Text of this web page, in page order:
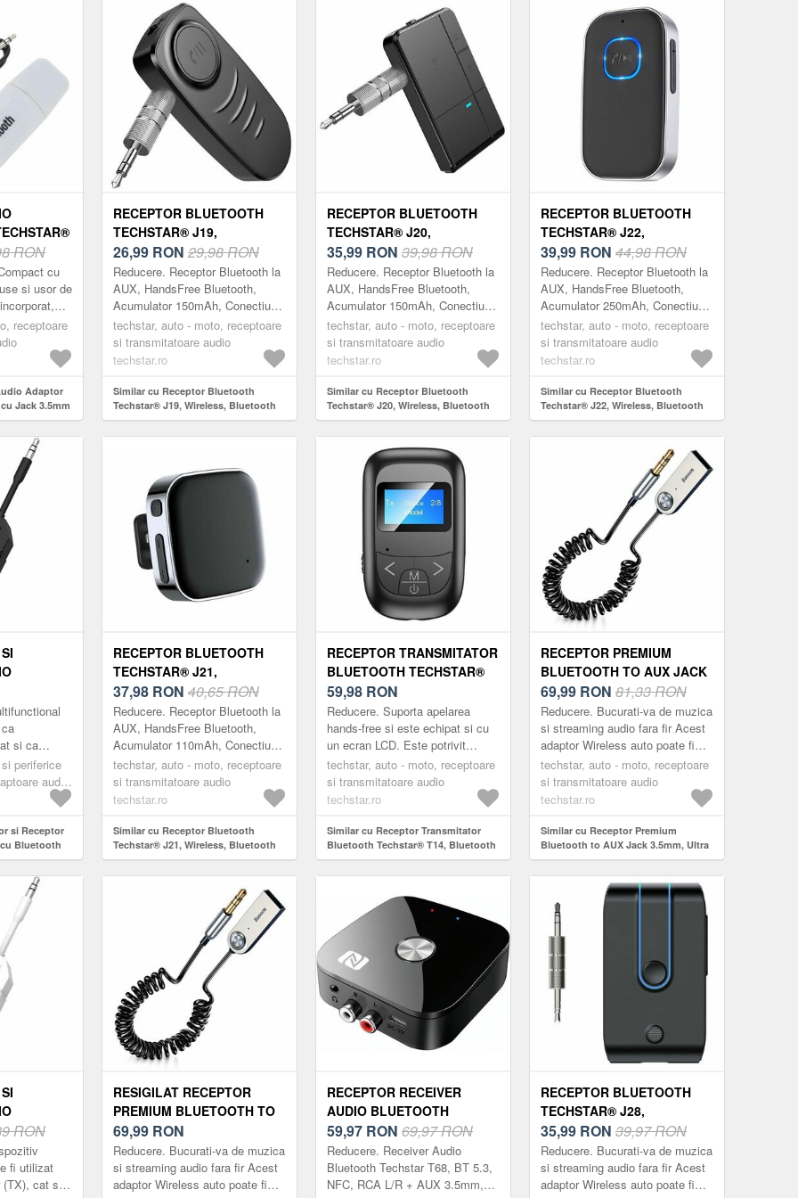
Audio 3.5mm
ALB
RON
cu
si usor de
audio
receptoare
Adaptor
Jack 3.5mm
RECEPTOR BLUETOOTH
TECHSTAR® J19,
WIRELESS, BLUETOOTH
5.0, AUX OUT,
ACUMULATOR
26,99 RON 29,98 RON
Reducere. Receptor Bluetooth la
AUX, HandsFree Bluetooth,
Acumulator 150mAh, Conectiune
MultiPoint, Bluetooth 5.0
Receptorul Bluetooth Techstar®
J19 va permi...
techstar, auto - moto, receptoare
si transmitatoare audio
techstar.ro
Similar cu Receptor Bluetooth
Techstar® J19, Wireless, Bluetooth
5.0, AUX Out, Acumulator
RECEPTOR BLUETOOTH
TECHSTAR® J20,
WIRELESS, BLUETOOTH
5.0, AUX OUT,
ACUMULATOR
35,99 RON 39,98 RON
Reducere. Receptor Bluetooth la
AUX, HandsFree Bluetooth,
Acumulator 150mAh, Conectiune
MultiPoint, Bluetooth 5.0
Receptorul Bluetooth Techstar®
J20 va permi...
techstar, auto - moto, receptoare
si transmitatoare audio
techstar.ro
Similar cu Receptor Bluetooth
Techstar® J20, Wireless, Bluetooth
5.0, AUX Out, Acumulator
RECEPTOR BLUETOOTH
TECHSTAR® J22,
WIRELESS, BLUETOOTH
5.0, AUX , ACUMULATOR,
MULTIPOINT
39,99 RON 44,98 RON
Reducere. Receptor Bluetooth la
AUX, HandsFree Bluetooth,
Acumulator 250mAh, Conectiune
MultiPoint, Bluetooth 5.0
Transforma castile obisnuite in
casti Wirel...
techstar, auto - moto, receptoare
si transmitatoare audio
techstar.ro
Similar cu Receptor Bluetooth
Techstar® J22, Wireless, Bluetooth
5.0, AUX , Acumulator, Multipoint
BOXE,
NEGRU
si ca
wirele...
periferice
audio
si Receptor
Bluetooth
Compatibil
3.5mm,
Mode
RECEPTOR BLUETOOTH
TECHSTAR® J21,
WIRELESS, BLUETOOTH
5.0, AUX OUT,
ACUMULATOR, CLIPS
PRINDERE
37,98 RON 40,65 RON
Reducere. Receptor Bluetooth la
AUX, HandsFree Bluetooth,
Acumulator 110mAh, Conectiune
MultiPoint, Bluetooth 5.0, Clips
pentru Prindere Transforma
castile o...
techstar, auto - moto, receptoare
si transmitatoare audio
techstar.ro
Similar cu Receptor Bluetooth
Techstar® J21, Wireless, Bluetooth
5.0, AUX Out, Acumulator, Clips
Prindere
RECEPTOR TRANSMITATOR
BLUETOOTH TECHSTAR®
T14, BLUETOOTH 5.0,
MICROFON INCORPORAT,
ECRAN LCD, AUX,
ACUMULATOR
INCORPORAT, CONTROL
MEDIA, HANDSFREE,
MICROUSB
59,98 RON
Reducere. Suporta apelarea
hands-free si este echipat si cu
un ecran LCD. Este potrivit
pentru telefon mobil, laptop,
computer, difuzor, casti fara fir,
ampl...
techstar, auto - moto, receptoare
si transmitatoare audio
techstar.ro
Similar cu Receptor Transmitator
Bluetooth Techstar® T14, Bluetooth
5.0, Microfon Incorporat, Ecran LCD,
AUX, Acumulator Incorporat,
RECEPTOR PREMIUM
BLUETOOTH TO AUX JACK
3.5MM, ULTRA COMPACT,
ALIMENTARE USB
69,99 RON 81,33 RON
Reducere. Bucurati-va de muzica
si streaming audio fara fir Acest
adaptor Wireless auto poate fi
conectat la sisteme audio auto
non-Wireless, casetofoane, di...
techstar, auto - moto, receptoare
si transmitatoare audio
techstar.ro
Similar cu Receptor Premium
Bluetooth to AUX Jack 3.5mm, Ultra
Compact, Alimentare USB
CU
BOXE,
RON
fi utilizat
(TX), cat si
RESIGILAT RECEPTOR
PREMIUM BLUETOOTH TO
AUX JACK 3.5MM, ULTRA
COMPACT, ALIMENTARE
USB
69,99 RON
Reducere. Bucurati-va de muzica
si streaming audio fara fir Acest
adaptor Wireless auto poate fi
RECEPTOR RECEIVER
AUDIO BLUETOOTH
TECHSTAR T68, BT 5.3,
NFC, RCA L/R + AUX 3.5MM,
USB U-DISK,
TELECOMANDA IR, HIFI,
59,97 RON 69,97 RON
Reducere. Receiver Audio
Bluetooth Techstar T68, BT 5.3,
NFC, RCA L/R + AUX 3.5mm,
RECEPTOR BLUETOOTH
TECHSTAR® J28,
BLUETOOTH 5.0,
MICROFON INCORPORAT,
CVC8.0, DSP, AUX,
ACUMULATOR
35,99 RON 39,97 RON
Reducere. Bucurati-va de muzica
si streaming audio fara fir Acest
adaptor Wireless auto poate fi